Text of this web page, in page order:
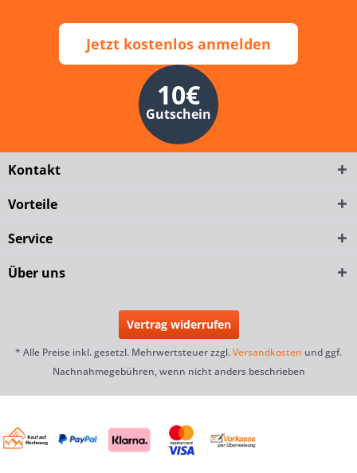
Jetzt kostenlos anmelden
10€
Gutschein
Kontakt
Vorteile
Service
Über uns
Vertrag widerrufen
* Alle Preise inkl. gesetzl. Mehrwertsteuer zzgl.Versandkosten und ggf.
Nachnahmegebühren, wenn nicht anders beschrieben